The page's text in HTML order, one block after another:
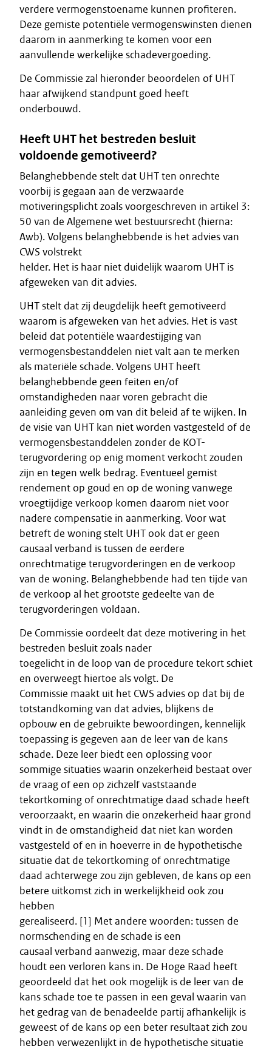
verdere vermogenstoename kunnen profiteren.
Deze gemiste potentiële vermogenswinsten dienen
daarom in aanmerking te komen voor een
aanvullende werkelijke schadevergoeding.
De Commissie zal hieronder beoordelen of UHT
haar afwijkend standpunt goed heeft
onderbouwd.
Heeft UHT het bestreden besluit
voldoende gemotiveerd?
Belanghebbende stelt dat UHT ten onrechte
voorbij is gegaan aan de verzwaarde
motiveringsplicht zoals voorgeschreven in artikel 3:
50 van de Algemene wet bestuursrecht (hierna:
Awb). Volgens belanghebbende is het advies van
CWS volstrekt
helder. Het is haar niet duidelijk waarom UHT is
afgeweken van dit advies.
UHT stelt dat zij deugdelijk heeft gemotiveerd
waarom is afgeweken van het advies. Het is vast
beleid dat potentiële waardestijging van
vermogensbestanddelen niet valt aan te merken
als materiële schade. Volgens UHT heeft
belanghebbende geen feiten en/of
omstandigheden naar voren gebracht die
aanleiding geven om van dit beleid af te wijken. In
de visie van UHT kan niet worden vastgesteld of de
vermogensbestanddelen zonder de KOT-
terugvordering op enig moment verkocht zouden
zijn en tegen welk bedrag. Eventueel gemist
rendement op goud en op de woning vanwege
vroegtijdige verkoop komen daarom niet voor
nadere compensatie in aanmerking. Voor wat
betreft de woning stelt UHT ook dat er geen
causaal verband is tussen de eerdere
onrechtmatige terugvorderingen en de verkoop
van de woning. Belanghebbende had ten tijde van
de verkoop al het grootste gedeelte van de
terugvorderingen voldaan.
De Commissie oordeelt dat deze motivering in het
bestreden besluit zoals nader
toegelicht in de loop van de procedure tekort schiet
en overweegt hiertoe als volgt. De
Commissie maakt uit het CWS advies op dat bij de
totstandkoming van dat advies, blijkens de
opbouw en de gebruikte bewoordingen, kennelijk
toepassing is gegeven aan de leer van de kans
schade. Deze leer biedt een oplossing voor
sommige situaties waarin onzekerheid bestaat over
de vraag of een op zichzelf vaststaande
tekortkoming of onrechtmatige daad schade heeft
veroorzaakt, en waarin die onzekerheid haar grond
vindt in de omstandigheid dat niet kan worden
vastgesteld of en in hoeverre in de hypothetische
situatie dat de tekortkoming of onrechtmatige
daad achterwege zou zijn gebleven, de kans op een
betere uitkomst zich in werkelijkheid ook zou
hebben
gerealiseerd. [1] Met andere woorden: tussen de
normschending en de schade is een
causaal verband aanwezig, maar deze schade
houdt een verloren kans in. De Hoge Raad heeft
geoordeeld dat het ook mogelijk is de leer van de
kans schade toe te passen in een geval waarin van
het gedrag van de benadeelde partij afhankelijk is
geweest of de kans op een beter resultaat zich zou
hebben verwezenlijkt in de hypothetische situatie